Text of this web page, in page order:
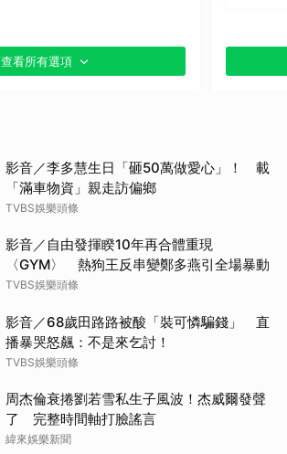
查看所有選項
影音／李多慧生日「砸50萬做愛心」！ 載
「滿車物資」親走訪偏鄉
TVBS娛樂頭條
影音／自由發揮睽10年再合體重現
〈GYM〉 熱狗王反串變鄭多燕引全場暴動
TVBS娛樂頭條
影音／68歲田路路被酸「裝可憐騙錢」 直
播暴哭怒飆：不是來乞討！
TVBS娛樂頭條
周杰倫衰捲劉若雪私生子風波！杰威爾發聲
了 完整時間軸打臉謠言
緯來娛樂新聞